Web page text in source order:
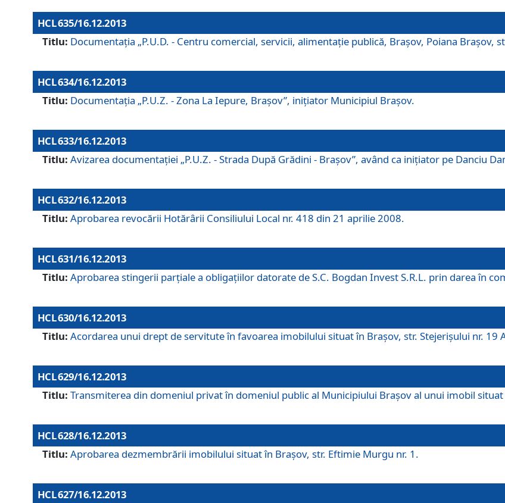
HCL 635/16.12.2013
Titlu: Documentaţia „P.U.D. - Centru comercial, servicii, alimentaţie publică, Braşov, Poiana Braşov,
HCL 634/16.12.2013
Titlu: Documentaţia „P.U.Z. - Zona La Iepure, Braşov”, iniţiator Municipiul Braşov.
HCL 633/16.12.2013
Titlu: Avizarea documentaţiei „P.U.Z. - Strada După Grădini - Braşov”, având ca iniţiator pe Danciu
HCL 632/16.12.2013
Titlu: Aprobarea revocării Hotărârii Consiliului Local nr. 418 din 21 aprilie 2008.
HCL 631/16.12.2013
Titlu: Aprobarea stingerii parţiale a obligaţiilor datorate de S.C. Bogdan Invest S.R.L. prin darea în
HCL 630/16.12.2013
Titlu: Acordarea unui drept de servitute în favoarea imobilului situat în Braşov, str. Stejerişului nr. 19
HCL 629/16.12.2013
Titlu: Transmiterea din domeniul privat în domeniul public al Municipiului Braşov al unui imobil situat
HCL 628/16.12.2013
Titlu: Aprobarea dezmembrării imobilului situat în Braşov, str. Eftimie Murgu nr. 1.
HCL 627/16.12.2013